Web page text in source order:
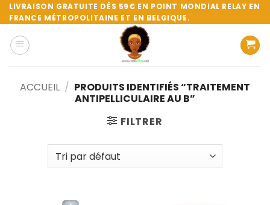
Passer
au
contenu
LIVRAISON GRATUITE DÈS 59€ EN POINT MONDIAL RELAY EN
FRANCE MÉTROPOLITAINE ET EN BELGIQUE.
ACCUEIL / PRODUITS IDENTIFIÉS “TRAITEMENT
ANTIPELLICULAIRE AU B”
FILTRER